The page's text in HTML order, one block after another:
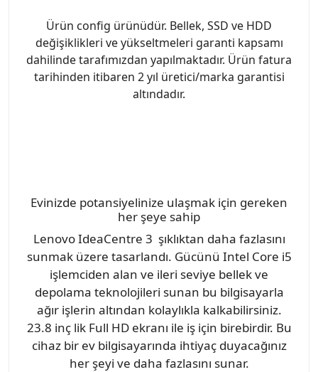
Ürün config ürünüdür. Bellek, SSD ve HDD
değişiklikleri ve yükseltmeleri garanti kapsamı
dahilinde tarafımızdan yapılmaktadır. Ürün fatura
tarihinden itibaren 2 yıl üretici/marka garantisi
altındadır.
Evinizde potansiyelinize ulaşmak için gereken
her şeye sahip
Lenovo IdeaCentre 3 şıklıktan daha fazlasını
sunmak üzere tasarlandı. Gücünü Intel Core i5
işlemciden alan ve ileri seviye bellek ve
depolama teknolojileri sunan bu bilgisayarla
ağır işlerin altından kolaylıkla kalkabilirsiniz.
23.8 inç lik Full HD ekranı ile iş için birebirdir. Bu
cihaz bir ev bilgisayarında ihtiyaç duyacağınız
her şeyi ve daha fazlasını sunar.